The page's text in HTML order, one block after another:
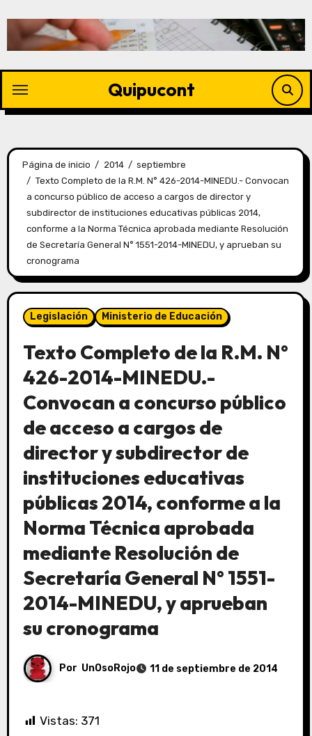
Quipucont
Página de inicio 2014
septiembre
Texto Completo de la R.M. N° 426-2014-MINEDU.- Convocan
a concurso público de acceso a cargos de director y
subdirector de instituciones educativas públicas 2014,
conforme a la Norma Técnica aprobada mediante Resolución
de Secretaría General N° 1551-2014-MINEDU, y aprueban su
cronograma
Legislación Ministerio de Educación
Texto Completo de la R.M. N°
426-2014-MINEDU.-
Convocan a concurso público
de acceso a cargos de
director y subdirector de
instituciones educativas
públicas 2014, conforme a la
Norma Técnica aprobada
mediante Resolución de
Secretaría General N° 1551-
2014-MINEDU, y aprueban
su cronograma
Por UnOsoRojo 11 de septiembre de 2014
Vistas: 371